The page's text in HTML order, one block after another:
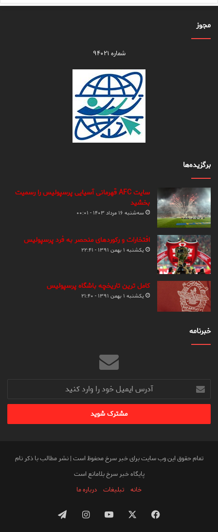
مجوز
شماره ۹۴۰۲۱
برگزیده‌ها
سایت AFC قهرمانی آسیایی پرسپولیس را رسمیت
بخشید
سه‌شنبه ۱۶ مرداد ۱۴۰۳ - ۰۰:۰۱
افتخارات و رکوردهای منحصر به فرد پرسپولیس
یکشنبه ۱ بهمن ۱۳۹۱ - ۲۲:۴۱
کامل ترین تاریخچه باشگاه پرسپولیس
یکشنبه ۱ بهمن ۱۳۹۱ - ۲۱:۴۰
خبرنامه
آدرس
ایمیل
خود
وارد
تمام حقوق این وب سایت برای خبر سرخ محفوظ است | نشر مطالب با ذکر نام
پایگاه خبر سرخ بلامانع است
خانه
تبلیغات درباره ما
فیس
یوتیوباینستاگرامتلگرام